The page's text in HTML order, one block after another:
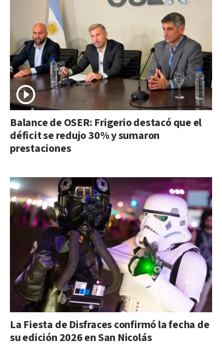
Balance de OSER: Frigerio destacó que el
déficit se redujo 30% y sumaron
prestaciones
La Fiesta de Disfraces confirmó la fecha de
su edición 2026 en San Nicolás